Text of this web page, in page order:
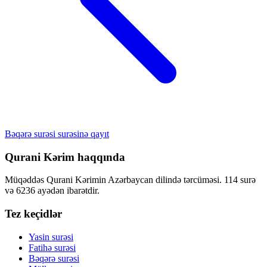
Bəqərə surəsi surəsinə qayıt
Qurani Kərim haqqında
Müqəddəs Qurani Kərimin Azərbaycan dilində tərcüməsi. 114 surə
və 6236 ayədən ibarətdir.
Tez keçidlər
Yasin surəsi
Fatihə surəsi
Bəqərə surəsi